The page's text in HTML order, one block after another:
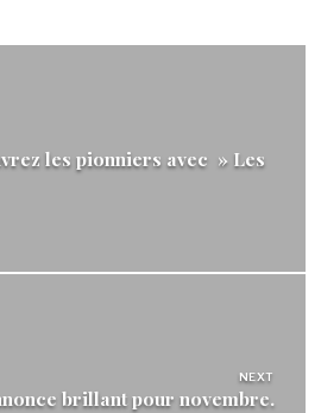
les pionniers avec » Les
NEXT
brillant pour novembre.